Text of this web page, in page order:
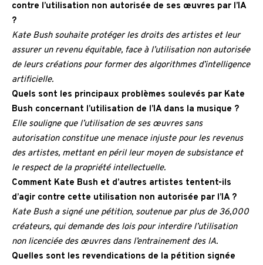
contre l’utilisation non autorisée de ses œuvres par l’IA
?
Kate Bush souhaite protéger les droits des artistes et leur
assurer un revenu équitable, face à l’utilisation non autorisée
de leurs créations pour former des algorithmes d’intelligence
artificielle.
Quels sont les principaux problèmes soulevés par Kate
Bush concernant l’utilisation de l’IA dans la musique ?
Elle souligne que l’utilisation de ses œuvres sans
autorisation constitue une menace injuste pour les revenus
des artistes, mettant en péril leur moyen de subsistance et
le respect de la propriété intellectuelle.
Comment Kate Bush et d’autres artistes tentent-ils
d’agir contre cette utilisation non autorisée par l’IA ?
Kate Bush a signé une pétition, soutenue par plus de 36,000
créateurs, qui demande des lois pour interdire l’utilisation
non licenciée des œuvres dans l’entrainement des IA.
Quelles sont les revendications de la pétition signée